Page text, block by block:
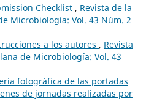
Checklist , Revista de la
Microbiología: Vol. 43 Núm. 2
a los autores , Revista
de Microbiología: Vol. 43
fotográfica de las portadas
de jornadas realizadas por